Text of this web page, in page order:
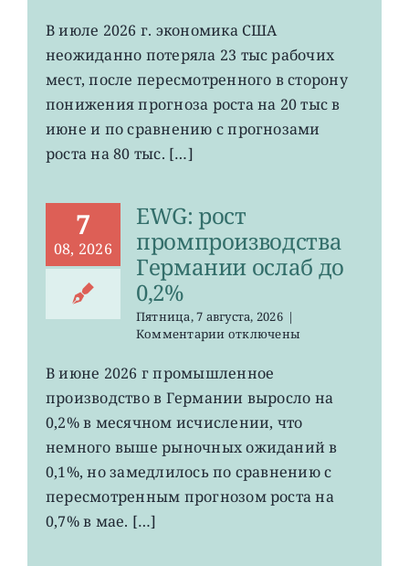
VOO:
рабочих
мест
США
неожиданно
В июле 2026 г. экономика США
неожиданно потеряла 23 тыс рабочих
мест, после пересмотренного в сторону
понижения прогноза роста на 20 тыс в
июне и по сравнению с прогнозами
роста на 80 тыс. […]
7
08, 2026
EWG: рост
промпроизводства
Германии ослаб до
0,2%
Пятница, 7 августа, 2026 |
Комментариик
EWG:
рост
промпроизводства
Германии
до
0,2%
отключены
В июне 2026 г промышленное
производство в Германии выросло на
0,2% в месячном исчислении, что
немного выше рыночных ожиданий в
0,1%, но замедлилось по сравнению с
пересмотренным прогнозом роста на
0,7% в мае. […]